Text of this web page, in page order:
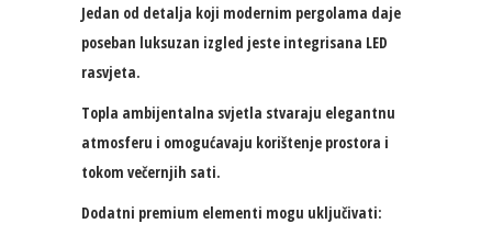
Jedan od detalja koji modernim pergolama daje
poseban luksuzan izgled jeste integrisana LED
rasvjeta.
Topla ambijentalna svjetla stvaraju elegantnu
atmosferu i omogućavaju korištenje prostora i
tokom večernjih sati.
Dodatni premium elementi mogu uključivati: